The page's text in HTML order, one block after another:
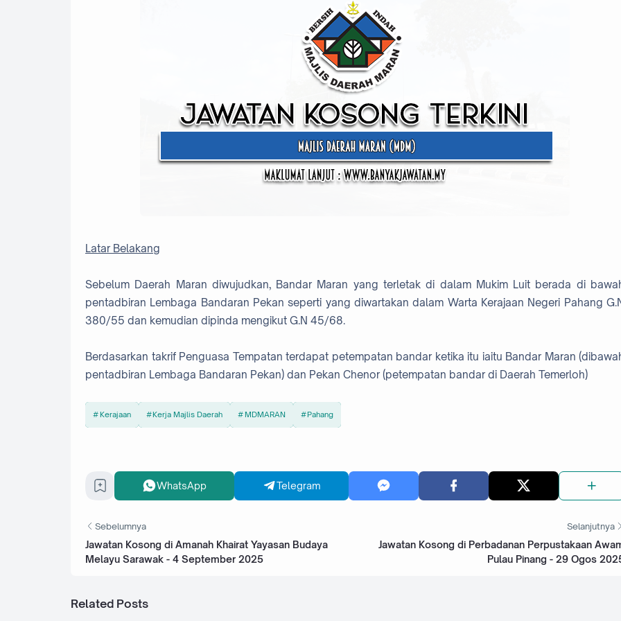
Latar Belakang
Sebelum Daerah Maran diwujudkan, Bandar Maran yang terletak di dalam Mukim Luit berada di
pentadbiran Lembaga Bandaran Pekan seperti yang diwartakan dalam Warta Kerajaan Negeri Pahang
380/55 dan kemudian dipinda mengikut G.N 45/68.
Berdasarkan takrif Penguasa Tempatan terdapat petempatan bandar ketika itu iaitu Bandar Maran
pentadbiran Lembaga Bandaran Pekan) dan Pekan Chenor (petempatan bandar di Daerah Temerloh)
Kerajaan Kerja Majlis Daerah MDMARAN Pahang
WhatsApp Telegram
Sebelumnya
Jawatan Kosong di Amanah Khairat Yayasan Budaya
Melayu Sarawak - 4 September 2025
Selanjutnya
Jawatan Kosong di Perbadanan Perpustakaan
Pulau Pinang - 29 Ogos
Related Posts